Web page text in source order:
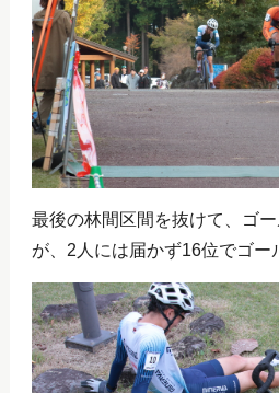
最後の林間区間を抜けて、ゴ
が、2人には届かず16位でゴー